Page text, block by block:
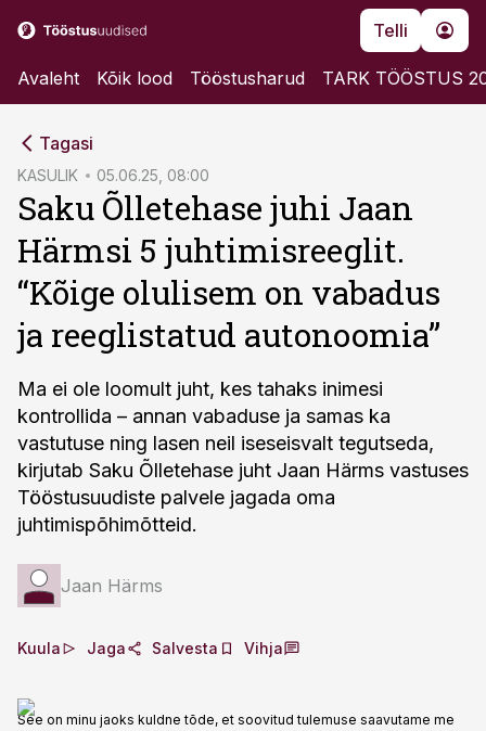
Telli
Avaleht Kõik lood Tööstusharud TARK TÖÖSTUS
Tagasi
KASULIK 05.06.25, 08:00
Saku Õlletehase juhi Jaan
Härmsi 5 juhtimisreeglit.
“Kõige olulisem on vabadus
ja reeglistatud autonoomia”
Ma ei ole loomult juht, kes tahaks inimesi
kontrollida – annan vabaduse ja samas ka
vastutuse ning lasen neil iseseisvalt tegutseda,
kirjutab Saku Õlletehase juht Jaan Härms vastuses
Tööstusuudiste palvele jagada oma
juhtimispõhimõtteid.
Jaan Härms
Kuula Jaga Salvesta Vihja
See on minu jaoks kuldne tõde, et soovitud tulemuse saavutame me